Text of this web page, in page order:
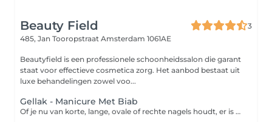
Beauty Field
3
485, Jan Tooropstraat Amsterdam 1061AE
Beautyfield is een professionele schoonheidssalon die garant
staat voor effectieve cosmetica zorg. Het aanbod bestaat uit
luxe behandelingen zowel voo...
Gellak - Manicure Met Biab
Of je nu van korte, lange, ovale of rechte nagels houdt, er is een reden waarom manicures tegenwoordig een van de meest populaire schoonheidsbehandelingen voor vrouwen zijn. Een professionele manicure specialiste verzorgt je handen en nagels tot in de perfectie. Als je een manicure wilt die er prachtig uitziet en lang meegaat, dan is de Gellak manicure iets voor jou. Met honderden kleuren om uit te kiezen, geeft het de perfecte finishing touch aan elke outfit. Deze behandeling duurt langer dan een klassieke manicure, maar aangezien een Gellak-manicure tot twee weken aanhoudt, is dat het wachten meer dan waard.